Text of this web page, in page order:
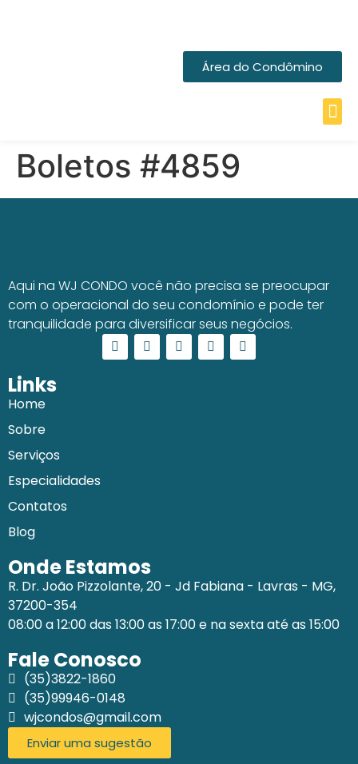
Área do Condômino
Boletos #4859
Aqui na WJ CONDO você não precisa se preocupar
com o operacional do seu condomínio e pode ter
tranquilidade para diversificar seus negócios.
Links
Home
Sobre
Serviços
Especialidades
Contatos
Blog
Onde Estamos
R. Dr. João Pizzolante, 20 - Jd Fabiana - Lavras - MG,
37200-354
08:00 a 12:00 das 13:00 as 17:00 e na sexta até as 15:00
Fale Conosco
(35)3822-1860
(35)99946-0148
wjcondos@gmail.com
Enviar uma sugestão